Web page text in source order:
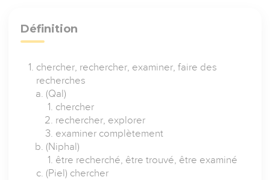
Définition
chercher, rechercher, examiner, faire des
recherches
(Qal)
chercher
rechercher, explorer
examiner complètement
(Niphal)
être recherché, être trouvé, être examiné
(Piel) chercher